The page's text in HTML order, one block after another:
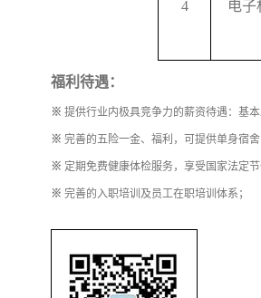
4 电子
福利待遇：
※ 提供行业内极具竞争力的薪资待遇：基
※ 完善的五险一金、福利，可提供单身宿舍
※ 定期免费健康体检服务，享受国家法定节
※ 完善的入职培训及员工在职培训体系；